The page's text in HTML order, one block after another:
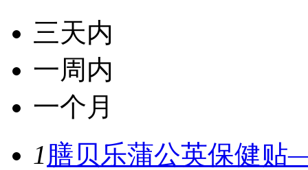
三天内
一周内
一个月
1 膳贝乐蒲公英保健